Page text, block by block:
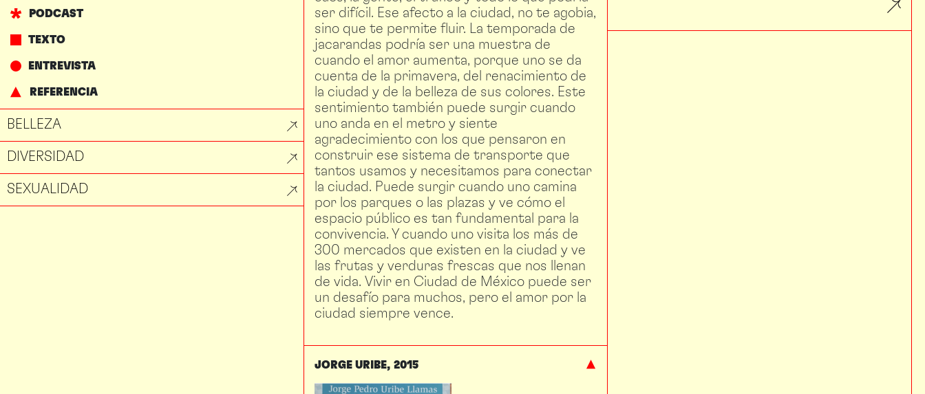
PODCAST
TEXTO
ENTREVISTA
REFERENCIA
BELLEZA
DIVERSIDAD
SEXUALIDAD
ser difícil. Ese afecto a la ciudad, no te agobia,
sino que te permite fluir. La temporada de
jacarandas podría ser una muestra de
cuando el amor aumenta, porque uno se da
cuenta de la primavera, del renacimiento de
la ciudad y de la belleza de sus colores. Este
sentimiento también puede surgir cuando
uno anda en el metro y siente
agradecimiento con los que pensaron en
construir ese sistema de transporte que
tantos usamos y necesitamos para conectar
la ciudad. Puede surgir cuando uno camina
por los parques o las plazas y ve cómo el
espacio público es tan fundamental para la
convivencia. Y cuando uno visita los más de
300 mercados que existen en la ciudad y ve
las frutas y verduras frescas que nos llenan
de vida. Vivir en Ciudad de México puede ser
un desafío para muchos, pero el amor por la
ciudad siempre vence.
JORGE URIBE 2015